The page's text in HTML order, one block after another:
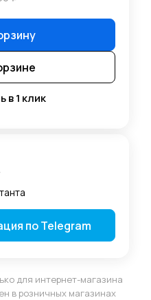
в 1 клик
по Telegram
для интернет-магазина
в розничных магазинах